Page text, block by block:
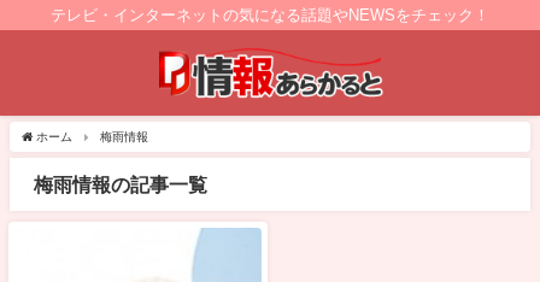
テレビ・インターネットの気になる話題やNEWSをチェック！
ホーム 梅雨情報
梅雨情報の記事一覧